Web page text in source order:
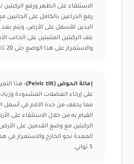
الاستلقاء على الظهر ورفع الركبتين
رفع الذراعين بالكامل على الجانبين
اليدين للأسفل على الأرض، ويتم بعد
بلف الركبتين المثنيتين على الجانب
والاستمرار على هذا الوضع حتى 20 ثانية.
إمالة الحوض (Pelvic tilt):
هذا
على إرخاء العضلات المشدودة
مما يخفف من حدة الآلام في أسفل
القيام به من خلال الاستلقاء على
الركبتين مع وضع القدمين على
المعدة نحو الخارج والاستمرار في
5 ثواني.